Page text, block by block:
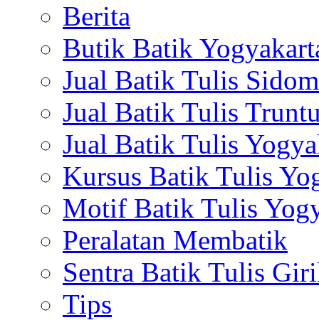
Berita
Butik Batik
Jual Batik Tulis
Jual Batik Tulis
Jual Batik Tulis
Kursus Batik Tulis
Motif Batik Tulis
Peralatan Membatik
Sentra Batik Tulis
Tips